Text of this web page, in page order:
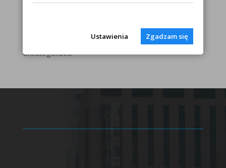
Uncategorized
Ustawienia Zgadzam się